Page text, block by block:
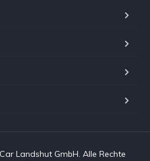
Landshut GmbH. Alle Rechte